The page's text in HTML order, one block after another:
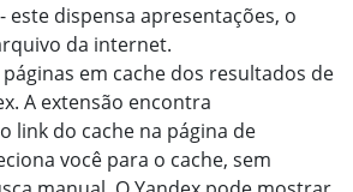
- este dispensa apresentações, o
da internet.
em cache dos resultados de
A extensão encontra
link do cache na página de
você para o cache, sem